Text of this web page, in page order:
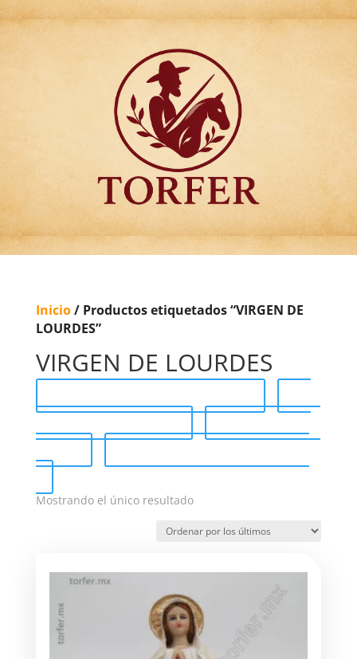
Articulos para
Regalo Torfer.
Inicio/ Productos etiquetados “VIRGEN DE
LOURDES”
VIRGEN DE LOURDES
Mostrando el único resultado